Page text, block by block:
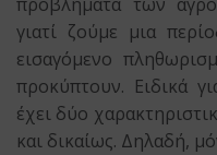
γιατί ζούμε μια
εισαγόμενο
προκύπτουν. Ειδικά
έχει δύο
και δικαίως. Δηλαδή,